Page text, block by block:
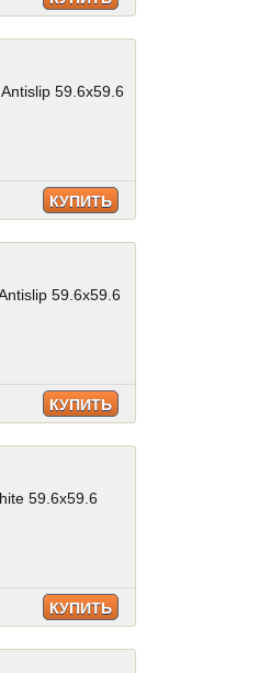
59.6x59.6
КУПИТЬ
59.6x59.6
КУПИТЬ
59.6x59.6
КУПИТЬ